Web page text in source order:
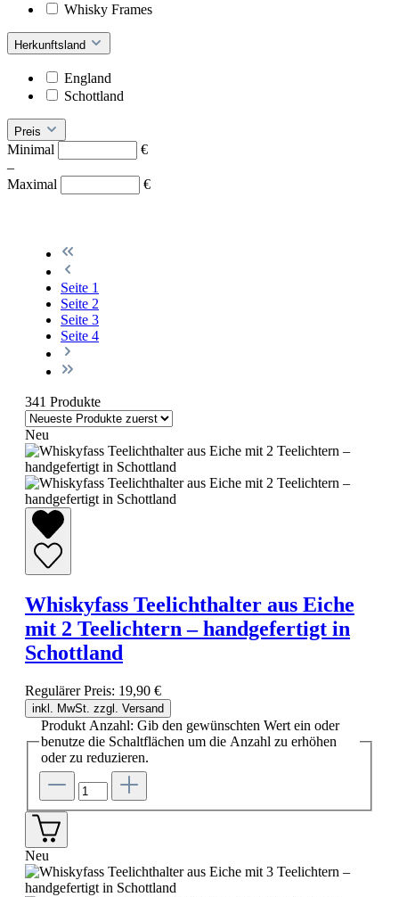
Whisky Frames
Herkunftsland
England
Schottland
Preis
Minimal
€
–
Maximal
€
Seite 1
Seite 2
Seite 3
Seite 4
341 Produkte
Neu
Whiskyfass Teelichthalter aus Eiche
mit 2 Teelichtern – handgefertigt in
Schottland
Regulärer Preis: 19,90 €
inkl. MwSt. zzgl. Versand
Produkt Anzahl: Gib den gewünschten Wert ein oder
benutze die Schaltflächen um die Anzahl zu erhöhen
oder zu reduzieren.
Neu